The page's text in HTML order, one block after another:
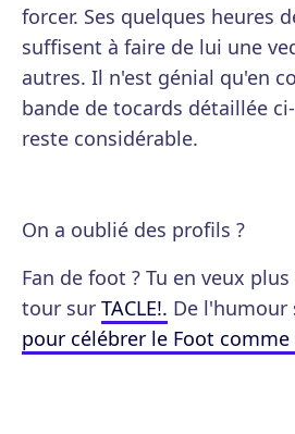
forcer. Ses quelques heures
suffisent à faire de lui une
autres. Il n'est génial qu'en
bande de tocards détaillée
reste considérable.
On a oublié des profils ?
Fan de foot ? Tu en veux
tour sur TACLE!. De l'humour
pour célébrer le Foot